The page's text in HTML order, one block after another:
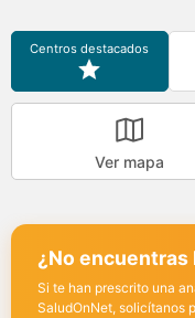
Centros destacados
Ver mapa
¿No encuentras
Si te han prescrito una
SaludOnNet, solicítanos